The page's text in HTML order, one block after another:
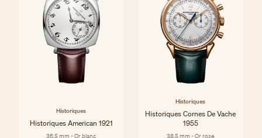
Historiques
Historiques American 1921
36,5 mm - Or blanc
Historiques
Historiques Cornes De Vache
1955
38.5 mm - Or rose